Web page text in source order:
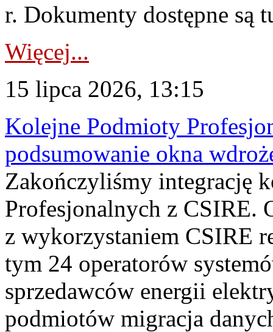
r. Dokumenty dostępne są
Więcej...
15 lipca 2026, 13:15
Kolejne Podmioty
podsumowanie okna
Zakończyliśmy integrację
Profesjonalnych z CSIRE.
z wykorzystaniem CSIRE
tym 24 operatorów
sprzedawców energii
podmiotów migracja